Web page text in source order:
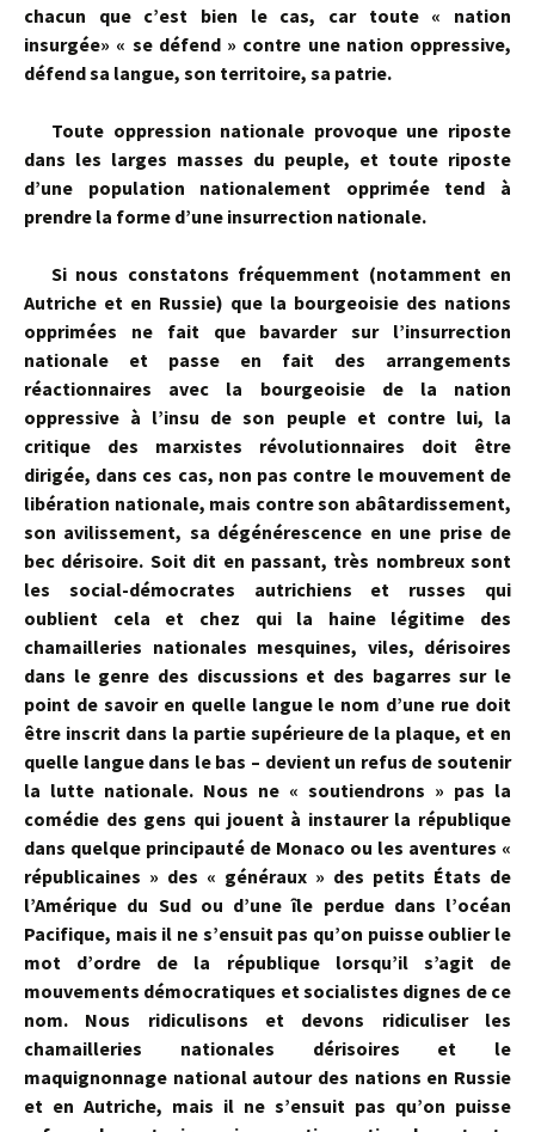
chacun que c’est bien le cas, car toute « nation
insurgée» « se défend » contre une nation oppressive,
défend sa langue, son territoire, sa patrie.
Toute oppression nationale provoque une riposte
dans les larges masses du peuple, et toute riposte
d’une population nationalement opprimée tend à
prendre la forme d’une insurrection nationale.
Si nous constatons fré­quemment (notamment en
Autriche et en Russie) que la bourgeoisie des nations
opprimées ne fait que bavarder sur l’insurrection
nationale et passe en fait des arrangements
réactionnaires avec la bourgeoisie de la nation
oppressive à l’insu de son peuple et contre lui, la
critique des marxistes révolutionnaires doit être
dirigée, dans ces cas, non pas contre le mouvement de
libération nationale, mais contre son abâtardissement,
son avilissement, sa dégénérescence en une prise de
bec dérisoire. Soit dit en passant, très nombreux sont
les social-démocrates autrichiens et russes qui
oublient cela et chez qui la haine légitime des
chamailleries nationales mesquines, viles, dérisoires
dans le genre des discussions et des bagarres sur le
point de savoir en quelle langue le nom d’une rue doit
être inscrit dans la partie supérieure de la plaque, et en
quelle langue dans le bas – devient un refus de soutenir
la lutte nationale. Nous ne « soutien­drons » pas la
comédie des gens qui jouent à instaurer la république
dans quelque principauté de Monaco ou les aventures «
républicaines » des « généraux » des petits États de
l’Amérique du Sud ou d’une île perdue dans l’océan
Pacifique, mais il ne s’ensuit pas qu’on puisse oublier le
mot d’ordre de la république lorsqu’il s’agit de
mouvements démocratiques et socialistes dignes de ce
nom. Nous ridiculisons et devons ridiculiser les
chamailleries nationales dérisoires et le
maquignonnage national autour des nations en Russie
et en Autriche, mais il ne s’ensuit pas qu’on puisse